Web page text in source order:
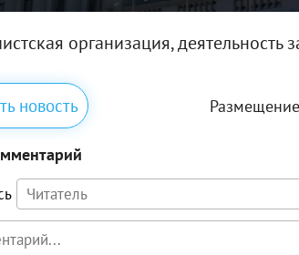
организация,
новость